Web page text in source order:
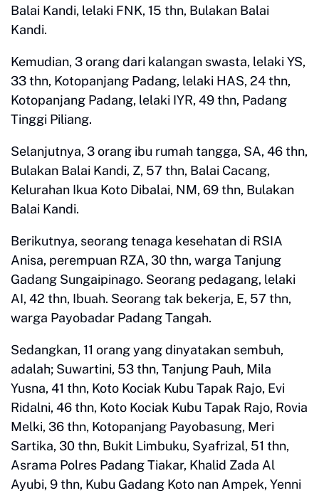
Balai Kandi, lelaki FNK, 15 thn, Bulakan Balai
Kandi.
Kemudian, 3 orang dari kalangan swasta, lelaki YS,
33 thn, Kotopanjang Padang, lelaki HAS, 24 thn,
Kotopanjang Padang, lelaki IYR, 49 thn, Padang
Tinggi Piliang.
Selanjutnya, 3 orang ibu rumah tangga, SA, 46 thn,
Bulakan Balai Kandi, Z, 57 thn, Balai Cacang,
Kelurahan Ikua Koto Dibalai, NM, 69 thn, Bulakan
Balai Kandi.
Berikutnya, seorang tenaga kesehatan di RSIA
Anisa, perempuan RZA, 30 thn, warga Tanjung
Gadang Sungaipinago. Seorang pedagang, lelaki
AI, 42 thn, Ibuah. Seorang tak bekerja, E, 57 thn,
warga Payobadar Padang Tangah.
Sedangkan, 11 orang yang dinyatakan sembuh,
adalah; Suwartini, 53 thn, Tanjung Pauh, Mila
Yusna, 41 thn, Koto Kociak Kubu Tapak Rajo, Evi
Ridalni, 46 thn, Koto Kociak Kubu Tapak Rajo, Rovia
Melki, 36 thn, Kotopanjang Payobasung, Meri
Sartika, 30 thn, Bukit Limbuku, Syafrizal, 51 thn,
Asrama Polres Padang Tiakar, Khalid Zada Al
Ayubi, 9 thn, Kubu Gadang Koto nan Ampek, Yenni